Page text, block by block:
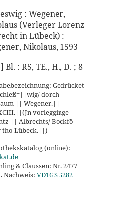
: Wegener,
(Verleger Lorenz
in Lübeck) :
Nikolaus, 1593
Bl. : RS, TE., H., D. ; 8
Gedrücket
dorch
|| Wegener.||
vorlegginge
|| Albrechts/ Bockfö-
Lübeck.||)
(online):
& Claussen: Nr. 2477
Nachweis: VD16 S 5282